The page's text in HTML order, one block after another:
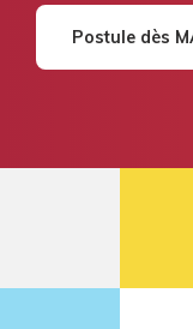
Postule dès